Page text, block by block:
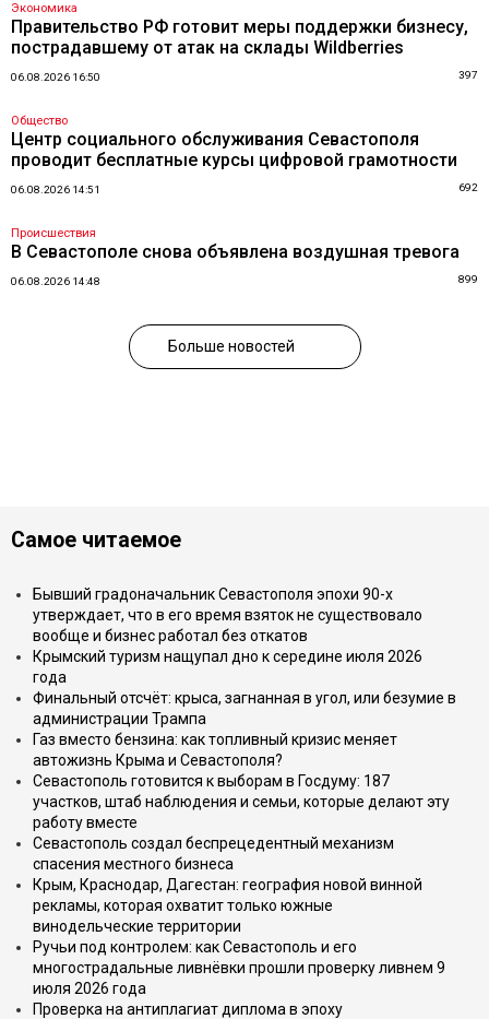
Экономика
Правительство РФ готовит меры поддержки бизнесу,
пострадавшему от атак на склады Wildberries
06.08.2026 16:50 397
Общество
Центр социального обслуживания Севастополя
проводит бесплатные курсы цифровой грамотности
06.08.2026 14:51 692
Происшествия
В Севастополе снова объявлена воздушная тревога
06.08.2026 14:48 899
Больше новостей
Самое читаемое
Бывший градоначальник Севастополя эпохи 90-х
утверждает, что в его время взяток не существовало
вообще и бизнес работал без откатов
Крымский туризм нащупал дно к середине июля 2026
года
Финальный отсчёт: крыса, загнанная в угол, или безумие в
администрации Трампа
Газ вместо бензина: как топливный кризис меняет
автожизнь Крыма и Севастополя?
Севастополь готовится к выборам в Госдуму: 187
участков, штаб наблюдения и семьи, которые делают эту
работу вместе
Севастополь создал беспрецедентный механизм
спасения местного бизнеса
Крым, Краснодар, Дагестан: география новой винной
рекламы, которая охватит только южные
винодельческие территории
Ручьи под контролем: как Севастополь и его
многострадальные ливнёвки прошли проверку ливнем 9
июля 2026 года
Проверка на антиплагиат диплома в эпоху